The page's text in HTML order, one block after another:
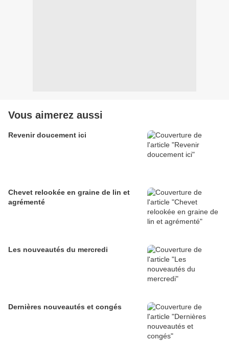
Vous aimerez aussi
Revenir doucement ici
Chevet relookée en graine de lin et
agrémenté
Les nouveautés du mercredi
Dernières nouveautés et congés